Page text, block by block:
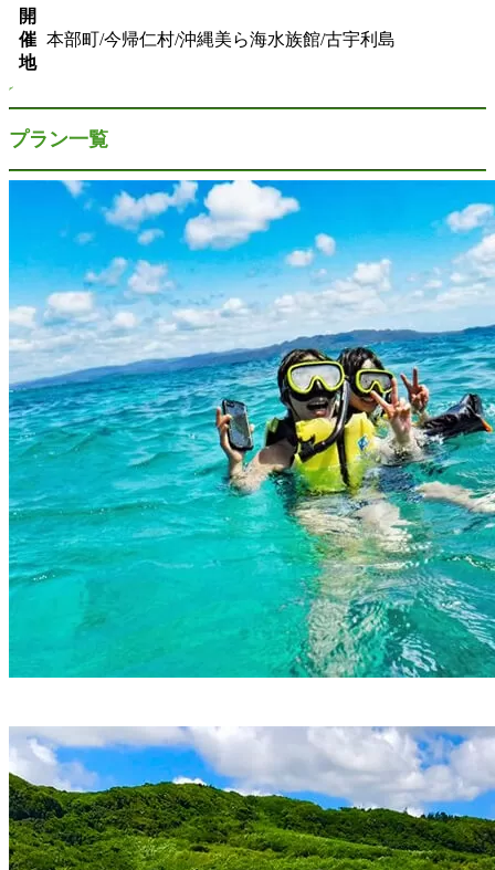
開
催
地
本部町/今帰仁村/沖縄美ら海水族館/古宇利島
プラン一覧